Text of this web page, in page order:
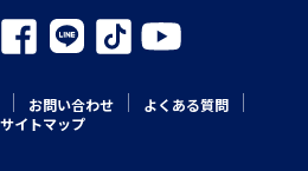
お問い合わせ
よくある質問
サイトマップ